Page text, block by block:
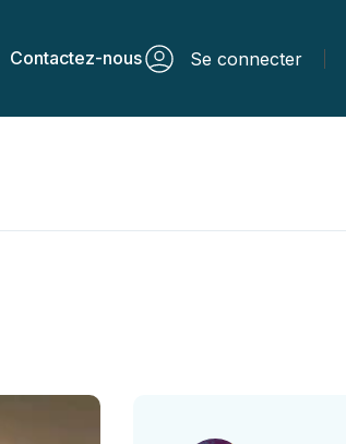
Contactez-nous Se connecter